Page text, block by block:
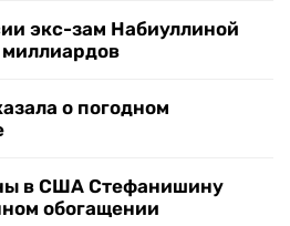
экс-зам Набиуллиной
о погодном
в США Стефанишину
обогащении